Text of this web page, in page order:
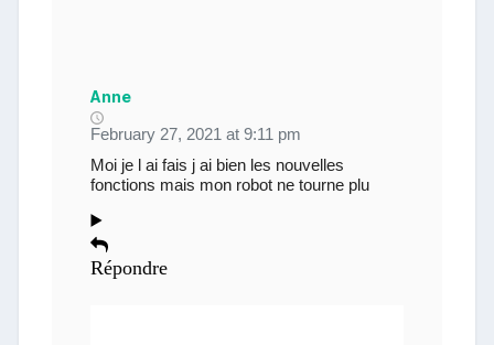
Anne
February 27, 2021 at 9:11 pm
Moi je l ai fais j ai bien les nouvelles
fonctions mais mon robot ne tourne plu
Répondre